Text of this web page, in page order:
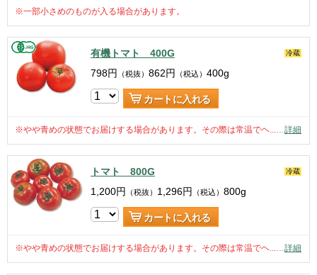
※一部小さめのものが入る場合があります。
有機トマト 400G 冷蔵
798円 （税抜） 862円 （税込） 400g
カートに入れる
※やや青めの状態でお届けする場合があります。その際は常温でヘ... 詳細
トマト 800G 冷蔵
1,200円 （税抜） 1,296円 （税込） 800g
カートに入れる
※やや青めの状態でお届けする場合があります。その際は常温でヘ... 詳細